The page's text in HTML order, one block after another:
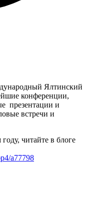
Ялтинский
конференции,
презентации и
встречи и
читайте в блоге
a77798